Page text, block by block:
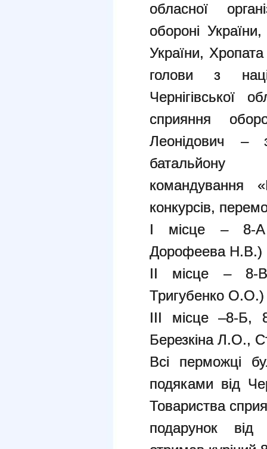
обласної
обороні
України, Хропата
голови з
Чернігівської
сприяння
Леонідович –
батальйону
командування
конкурсів,
І місце – 8-А
Дорофеева Н.В.)
ІІ місце – 8-
Тригубенко О.О.)
ІІІ місце –8-Б,
Березкіна Л.О.,
Всі перможці
подяками від
Товариства
подарунок від